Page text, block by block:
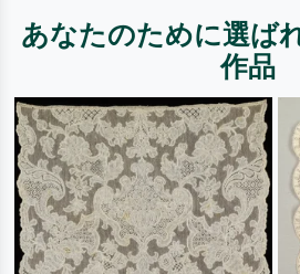
あなたのために選ば
作品